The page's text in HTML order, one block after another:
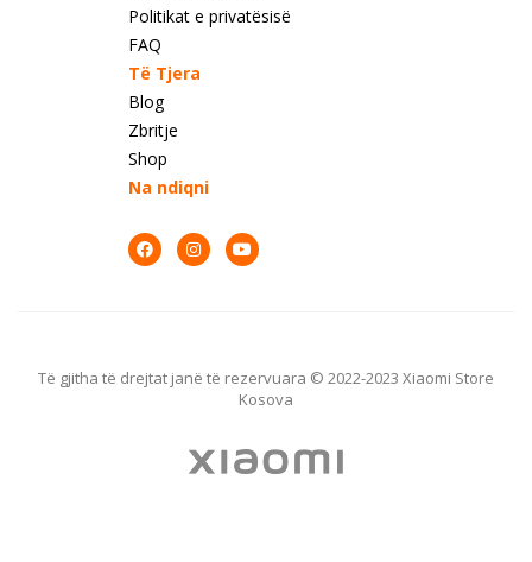
Politikat e privatësisë
FAQ
Të Tjera
Blog
Zbritje
Shop
Na ndiqni
Të gjitha të drejtat janë të rezervuara © 2022-2023 Xiaomi Store
Kosova